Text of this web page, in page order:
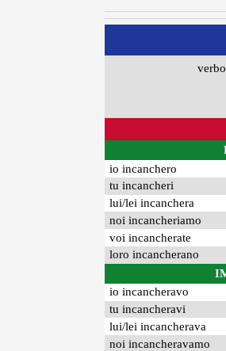
io incanchero
tu incancheri
lui/lei incanchera
noi incancheriamo
voi incancherate
loro incancherano
io incancheravo
tu incancheravi
lui/lei incancherava
noi incancheravamo